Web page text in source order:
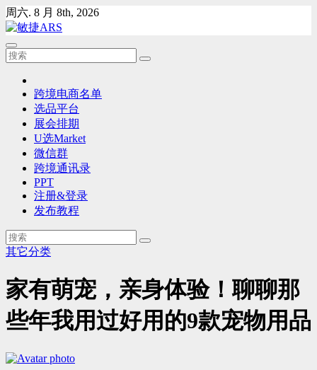
Skip
to
content
周六. 8 月 8th, 2026
跨境电商名单
选品平台
展会排期
U选Market
微信群
跨境通讯录
PPT
注册&登录
发布教程
其它分类
家有萌宠，亲身体验！聊聊那
些年我用过好用的9款宠物用品